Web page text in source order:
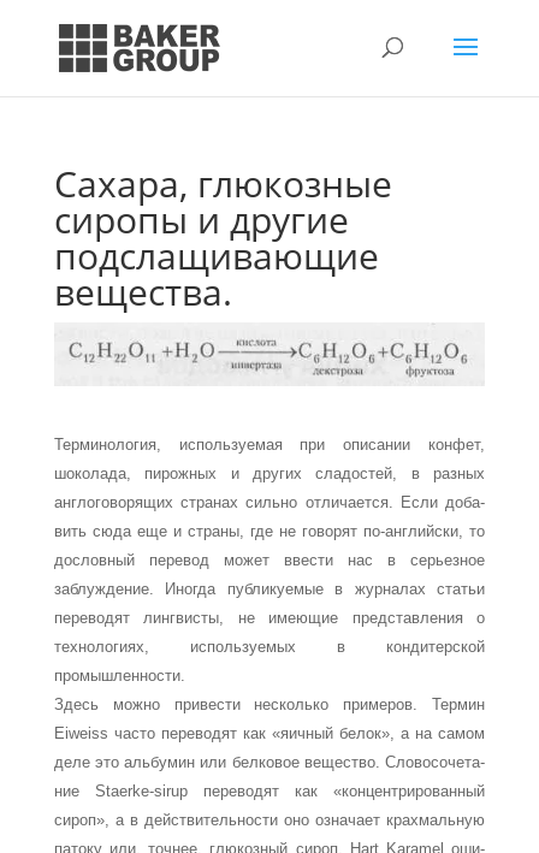
Сахара, глюкозные
сиропы и другие
подслащивающие
вещества.
Терминология, используемая при описании конфет,
шоколада, пирожных и других сладостей, в разных
англоговорящих странах сильно отличается. Если доба­
вить сюда еще и страны, где не говорят по-английски, то
дословный перевод может ввести нас в серьезное
заблуждение. Иногда публикуемые в журналах статьи
пере­водят лингвисты, не имеющие представления о
технологиях, используемых в кон­дитерской
промышленности.
Здесь можно привести несколько примеров. Термин
Eiweiss часто переводят как «яичный белок», а на самом
деле это альбумин или белковое вещество. Словосочета­
ние Staerke-sirup переводят как «концентрированный
сироп», а в действительности оно означает крахмальную
патоку или, точнее, глюкозный сироп. Hart Karamel оши­